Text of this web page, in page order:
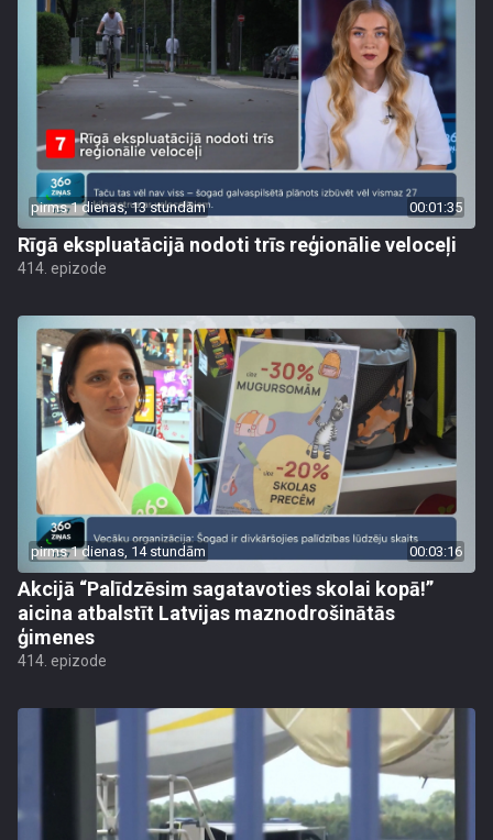
pirms 1 dienas, 13 stundām 00:01:35
Rīgā ekspluatācijā nodoti trīs reģionālie veloceļi
414. epizode
pirms 1 dienas, 14 stundām 00:03:16
Akcijā “Palīdzēsim sagatavoties skolai kopā!”
aicina atbalstīt Latvijas maznodrošinātās
ģimenes
414. epizode